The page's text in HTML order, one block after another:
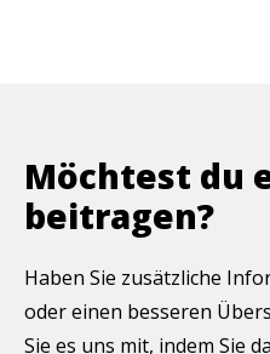
Möchtest du
beitragen?
Haben Sie zusätzliche
oder einen besseren
Sie es uns mit, indem Sie